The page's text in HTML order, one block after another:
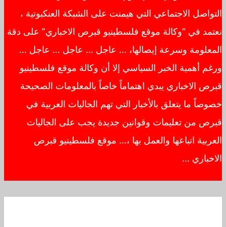
التواصل الاجتماعي التي هيمنت على الشبكة العنكبوتية ،
نعتمد في “وكالة موقع فلسطينيو قبرص الاخباري” على دقة
المعلومة وسرعة إيصالها، … عاجل … عاجل … عاجل …
ورغم أهمية الخبر السياسي إلا أن وكالة موقع فلسطينيو
قبرص الاخباري يبدي اهتماماً خاصاً بالمعلومات الصحيحة
خصوصاً ما يتعلق بالأخبار التي تهم الجاليات العربية في
قبرص من تعليمات وقوانين جديدة يجب على الجاليات
العربية اتباعها والعمل بها ،… موقع فلسطينيو قبرص
الاخباري …